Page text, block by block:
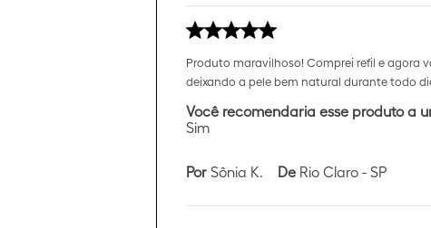
Produto maravilhoso! Comprei refil e agora
deixando a pele bem natural durante todo
Você recomendaria esse produto a
Sim
Por Sônia K. De Rio Claro - SP